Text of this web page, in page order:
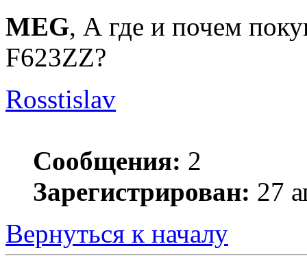
MEG, А где и почем
F623ZZ?
Rosstislav
Сообщения: 2
Зарегистрирован: 27
Вернуться к началу